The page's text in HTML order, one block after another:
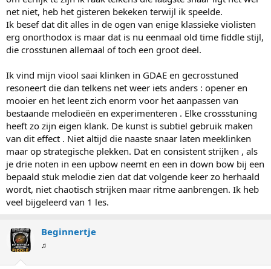
net niet, heb het gisteren bekeken terwijl ik speelde.
Ik besef dat dit alles in de ogen van enige klassieke violisten
erg onorthodox is maar dat is nu eenmaal old time fiddle stijl,
die crosstunen allemaal of toch een groot deel.
Ik vind mijn viool saai klinken in GDAE en gecrosstuned
resoneert die dan telkens net weer iets anders : opener en
mooier en het leent zich enorm voor het aanpassen van
bestaande melodieën en experimenteren . Elke crossstuning
heeft zo zijn eigen klank. De kunst is subtiel gebruik maken
van dit effect . Niet altijd die naaste snaar laten meeklinken
maar op strategische plekken. Dat en consistent strijken , als
je drie noten in een upbow neemt en een in down bow bij een
bepaald stuk melodie zien dat dat volgende keer zo herhaald
wordt, niet chaotisch strijken maar ritme aanbrengen. Ik heb
veel bijgeleerd van 1 les.
Beginnertje
♫